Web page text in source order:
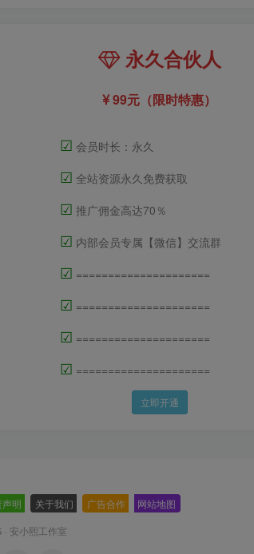
永久合伙人
99元（限时特惠）
☑ 会员时长：永久
☑ 全站资源永久免费获取
☑ 推广佣金高达70％
☑ 内部会员专属【微信】交流群
☑ =====================
☑ =====================
☑ =====================
☑ =====================
立即开通
明 关于我们 广告合作 网站地图
安小熙工作室